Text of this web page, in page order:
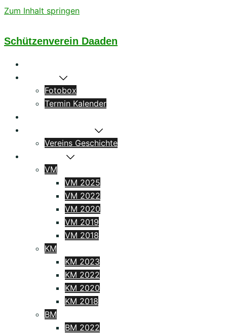
Zum Inhalt springen
Schützenverein Daaden
Fotobox
Termin Kalender
Vereins Geschichte
VM
VM 2025
VM 2022
VM 2020
VM 2019
VM 2018
KM
KM 2023
KM 2022
KM 2020
KM 2018
BM
BM 2022